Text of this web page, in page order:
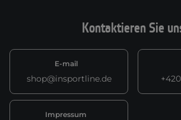
Kontaktieren Sie
E-mail
shop@insportline.de
Impressum